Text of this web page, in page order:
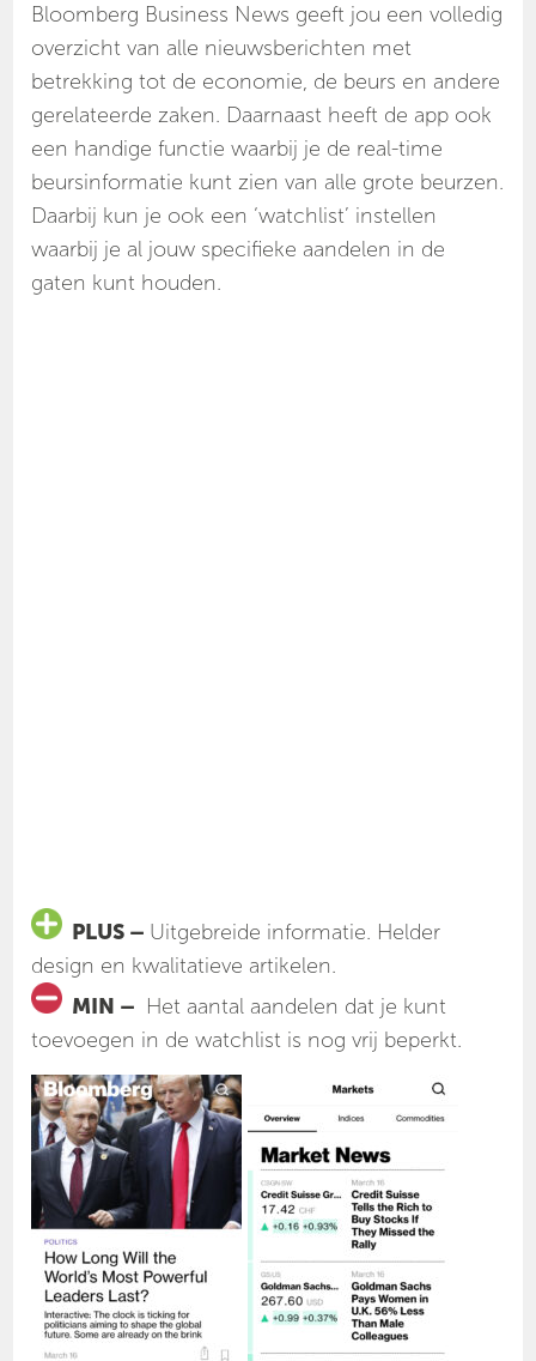
Bloomberg Business News geeft jou een volledig
overzicht van alle nieuwsberichten met
betrekking tot de economie, de beurs en andere
gerelateerde zaken. Daarnaast heeft de app ook
een handige functie waarbij je de real-time
beursinformatie kunt zien van alle grote beurzen.
Daarbij kun je ook een ‘watchlist’ instellen
waarbij je al jouw specifieke aandelen in de
gaten kunt houden.
PLUS – Uitgebreide informatie. Helder
design en kwalitatieve artikelen.
MIN – Het aantal aandelen dat je kunt
toevoegen in de watchlist is nog vrij beperkt.